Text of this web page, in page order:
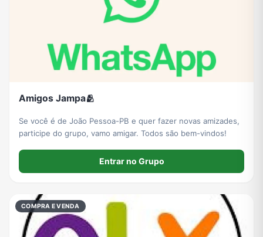
Amigos Jampa🫂
Se você é de João Pessoa-PB e quer fazer novas amizades,
participe do grupo, vamo amigar. Todos são bem-vindos!
Entrar no Grupo
COMPRA E VENDA